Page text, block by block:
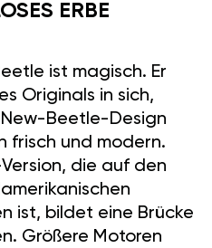
ERBE
ist magisch. Er
Originals in sich,
Beetle-Design
frisch und modern.
die auf den
ist, bildet eine Brücke
Größere Motoren